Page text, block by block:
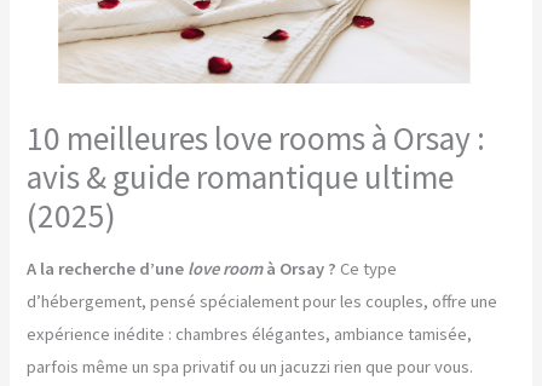
10 meilleures love rooms à Orsay :
avis & guide romantique ultime
(2025)
A la recherche d’une love roomà Orsay ? Ce type
d’hébergement, pensé spécialement pour les couples, offre une
expérience inédite : chambres élégantes, ambiance tamisée,
parfois même un spa privatif ou un jacuzzi rien que pour vous.